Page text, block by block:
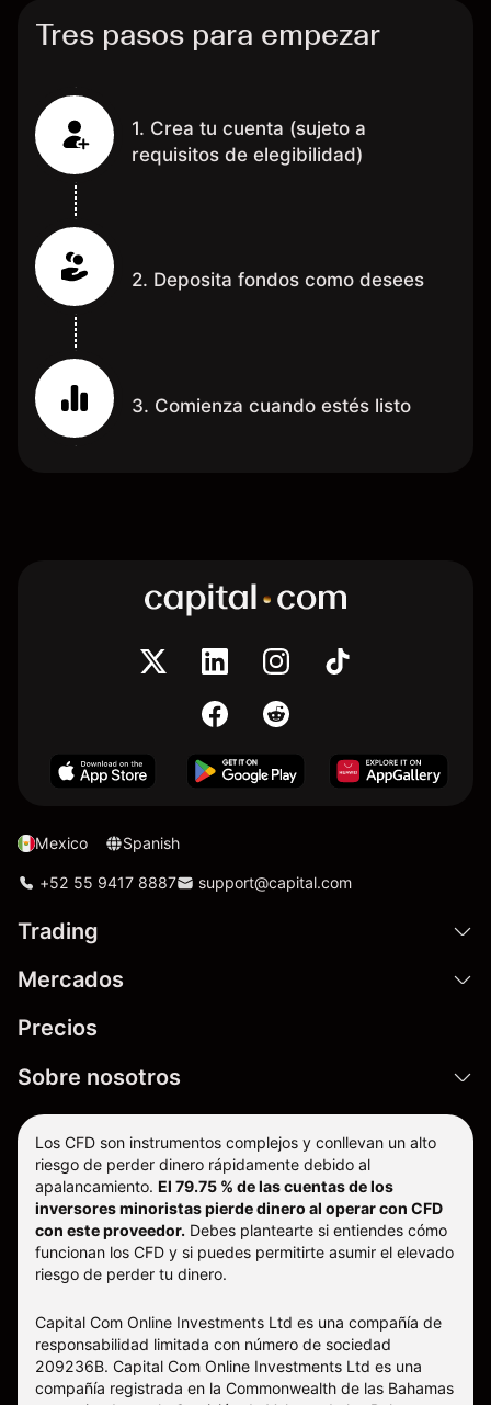
Tres pasos para empezar
1. Crea tu cuenta (sujeto a
requisitos de elegibilidad)
2. Deposita fondos como desees
3. Comienza cuando estés listo
Mexico Spanish
+52 55 9417 8887 support@capital.com
Trading
Mercados
Precios
Sobre nosotros
Los CFD son instrumentos complejos y conllevan un alto
riesgo de perder dinero rápidamente debido al
apalancamiento. El 79.75 % de las cuentas de los
inversores minoristas pierde dinero al operar con CFD
con este proveedor. Debes plantearte si entiendes cómo
funcionan los CFD y si puedes permitirte asumir el elevado
riesgo de perder tu dinero.
Capital Com Online Investments Ltd es una compañía de
responsabilidad limitada con número de sociedad
209236B. Capital Com Online Investments Ltd es una
compañía registrada en la Commonwealth de las Bahamas